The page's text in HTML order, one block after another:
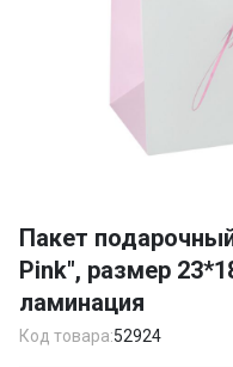
of
2
Пакет
Pink", размер
ламинация
Код товара:52924